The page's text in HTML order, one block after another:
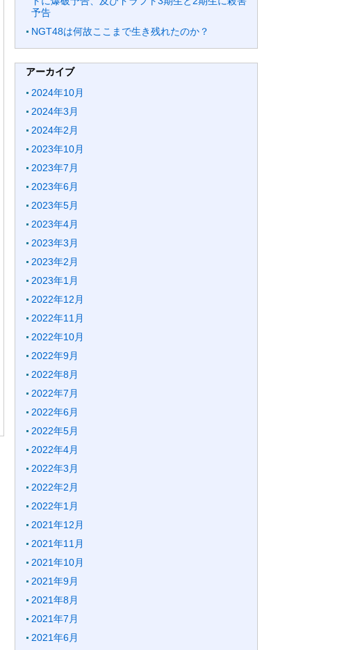
予告
NGT48は何故ここまで生き残れたのか？
アーカイブ
2024年10月
2024年3月
2024年2月
2023年10月
2023年7月
2023年6月
2023年5月
2023年4月
2023年3月
2023年2月
2023年1月
2022年12月
2022年11月
2022年10月
2022年9月
2022年8月
2022年7月
2022年6月
2022年5月
2022年4月
2022年3月
2022年2月
2022年1月
2021年12月
2021年11月
2021年10月
2021年9月
2021年8月
2021年7月
2021年6月